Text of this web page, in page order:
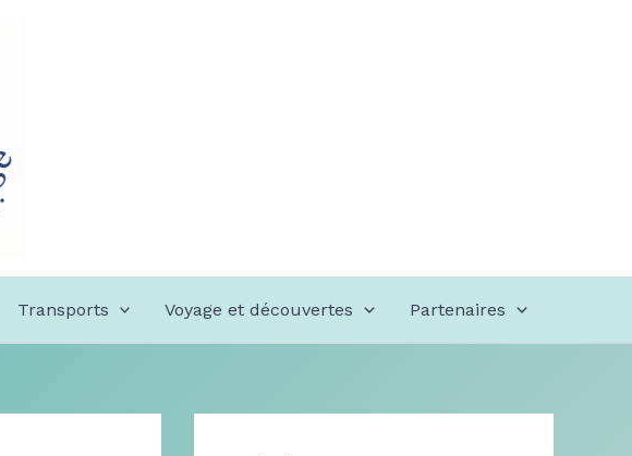
Transports Voyage et découvertes Partenaires